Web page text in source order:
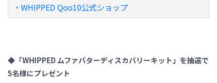
・WHIPPED Qoo10公式ショップ
◆「WHIPPED ムファバターディスカバリーキット」を抽選で
5名様にプレゼント